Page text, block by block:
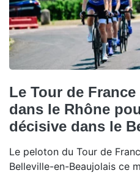
Le Tour de
dans le Rhône
décisive dans le
Le peloton du Tour de
Belleville-en-Beaujolais ce